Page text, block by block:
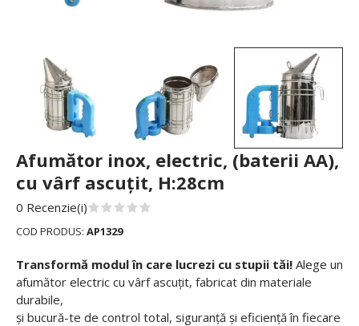
Afumător inox, electric, (baterii AA),
cu vârf ascuțit, H:28cm
0 Recenzie(i)
COD PRODUS: AP1329
Transformă modul în care lucrezi cu stupii tăi! Alege un
afumător electric cu vârf ascuțit, fabricat din materiale
durabile,
și bucură-te de control total, siguranță și eficiență în fiecare